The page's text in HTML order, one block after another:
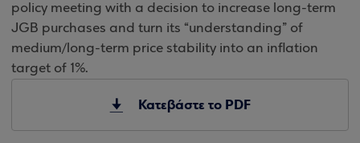
policy meeting with a decision to increase long-term
JGB purchases and turn its “understanding” of
medium/long-term price stability into an inflation
target of 1%.
Κατεβάστε το PDF